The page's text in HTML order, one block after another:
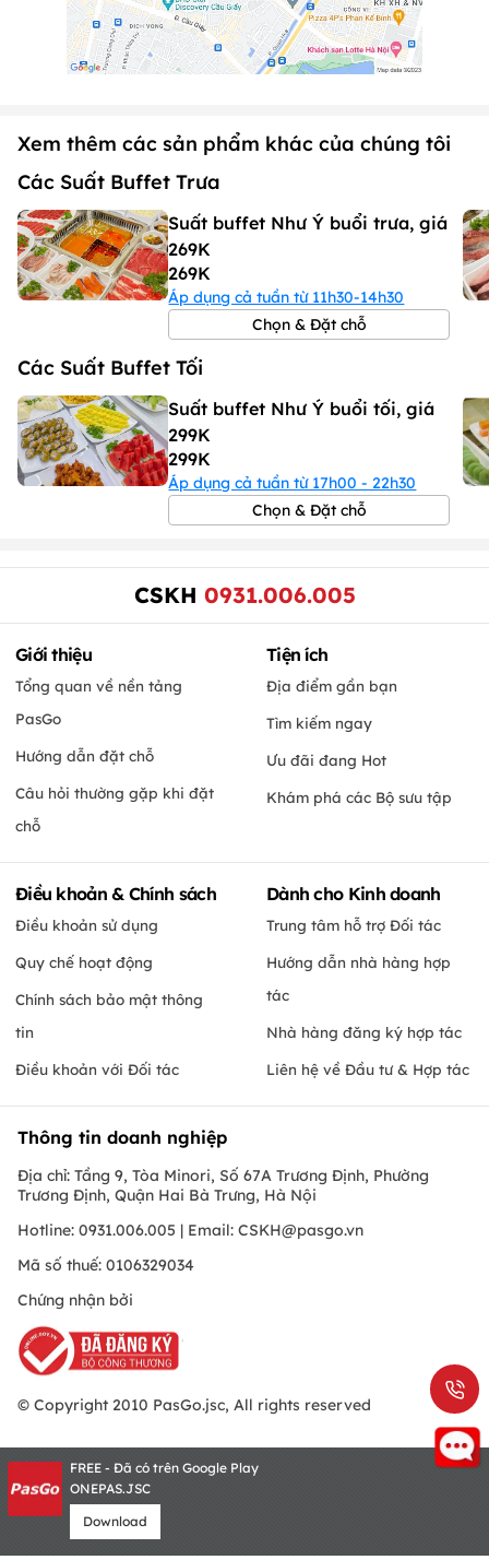
Xem thêm các sản phẩm khác của chúng tôi
Các Suất Buffet Trưa
Suất buffet Như Ý buổi trưa, giá
269K
269K
Áp dụng cả tuần từ 11h30-14h30
Chọn & Đặt chỗ
Các Suất Buffet Tối
Suất buffet Như Ý buổi tối, giá
299K
299K
Áp dụng cả tuần từ 17h00 - 22h30
Chọn & Đặt chỗ
CSKH 0931.006.005
Giới thiệu
Tổng quan về nền tảng
PasGo
Hướng dẫn đặt chỗ
Câu hỏi thường gặp khi đặt
chỗ
Tiện ích
Địa điểm gần bạn
Tìm kiếm ngay
Ưu đãi đang Hot
Khám phá các Bộ sưu tập
Điều khoản & Chính sách
Điều khoản sử dụng
Quy chế hoạt động
Chính sách bảo mật thông
tin
Điều khoản với Đối tác
Dành cho Kinh doanh
Trung tâm hỗ trợ Đối tác
Hướng dẫn nhà hàng hợp
tác
Nhà hàng đăng ký hợp tác
Liên hệ về Đầu tư & Hợp tác
Thông tin doanh nghiệp
Địa chỉ: Tầng 9, Tòa Minori, Số 67A Trương Định, Phường
Trương Định, Quận Hai Bà Trưng, Hà Nội
Hotline: 0931.006.005 | Email: CSKH@pasgo.vn
Mã số thuế: 0106329034
Chứng nhận bởi
© Copyright 2010 PasGo.jsc, All rights reserved
FREE - Đã có trên Google Play
ONEPAS.JSC
Download